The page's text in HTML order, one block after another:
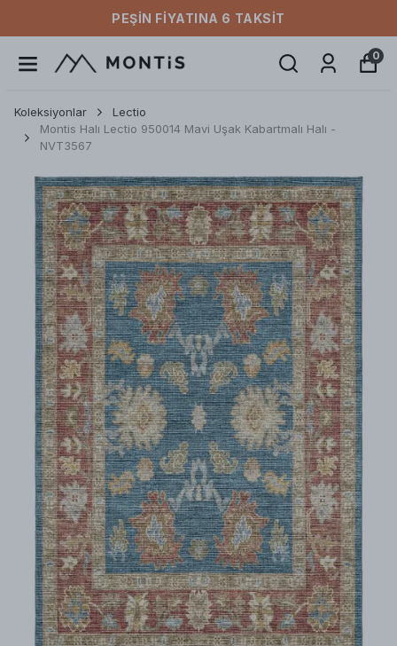
PEŞIN FIYATINA 6 TAKSIT
0
Koleksiyonlar
Lectio
Montis Halı Lectio 950014 Mavi Uşak Kabartmalı Halı -
NVT3567